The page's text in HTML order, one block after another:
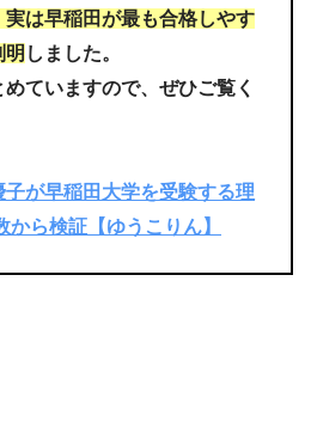
は早稲田が最も合格しやす
明 しました。
ていますので、ぜひご覧く
子が早稲田大学を受験する理
ら検証【ゆうこりん】